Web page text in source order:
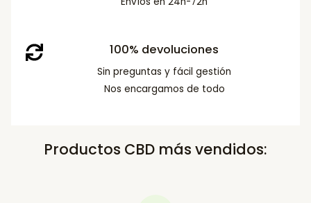
100% devoluciones
Sin preguntas y fácil gestión
Nos encargamos de todo
Productos CBD más vendidos: